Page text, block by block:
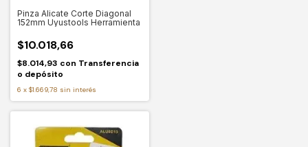
Pinza Alicate Corte Diagonal
152mm Uyustools Herramienta
$10.018,66
$8.014,93 con Transferencia
o depósito
6 x $1.669,78 sin interés